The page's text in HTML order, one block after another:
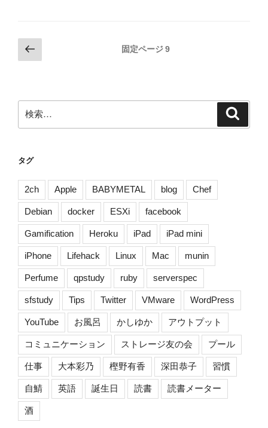
投
稿
ー
ジ
り
前
の
ジ
固定ページ9
索:
タグ
2ch Apple BABYMETAL blog Chef
Debian docker ESXi facebook
Gamification Heroku iPad iPad mini
iPhone Lifehack Linux Mac munin
Perfume qpstudy ruby serverspec
sfstudy Tips Twitter VMware WordPress
YouTube お風呂 かしゆか アウトプット
コミュニケーション ストレージ友の会 プール
仕事 大本彩乃 樫野有香 深田恭子 習慣
自鯖 英語 誕生日 読書 読書メーター
酒